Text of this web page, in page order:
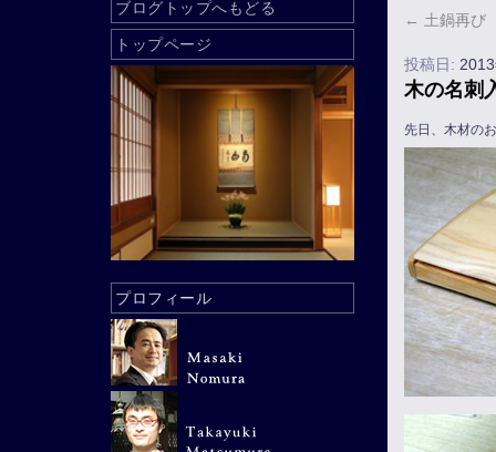
← 土鍋再び
投稿日:
木の名刺
先日、木材の
ブログトップへもどる
トップページ
プロフィール